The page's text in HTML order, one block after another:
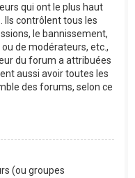
qui ont le plus haut
Ils contrôlent tous les
le bannissement,
de modérateurs, etc.,
du forum a attribuées
aussi avoir toutes les
des forums, selon ce
(ou groupes